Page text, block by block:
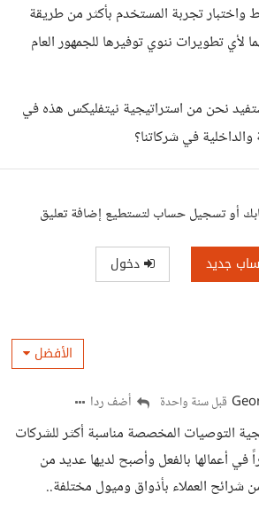
واختبار تجربة المستخدم بأكثر من طريقة
لأي تطويرات ننوي توفيرها للجمهور العام
نحن من استراتيجية نيتفليكس هذه في
والداخلية في شركاتنا؟
أو تسجيل حساب لتستطيع إضافة تعليق
جديد دخول
الأفضل
قبل سنة واحدة أضف ردا
التوصيات المخصصة مناسبة أكثر للشركات
في أعمالها بالفعل وأصبح لديها عديد من
شرائح العملاء بأذواق وميول مختلفة..